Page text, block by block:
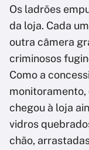
Os ladrões
da loja. Cada
outra câmera
criminosos
Como a
monitoramento,
chegou à loja
vidros
chão,